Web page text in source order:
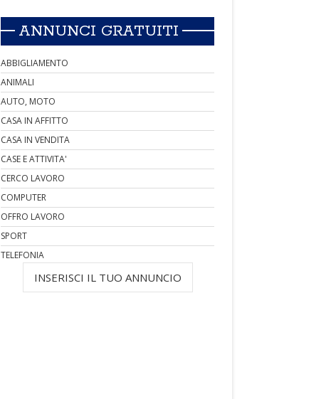
ANNUNCI GRATUITI
ABBIGLIAMENTO
ANIMALI
AUTO, MOTO
CASA IN AFFITTO
CASA IN VENDITA
CASE E ATTIVITA'
CERCO LAVORO
COMPUTER
OFFRO LAVORO
SPORT
TELEFONIA
INSERISCI IL TUO ANNUNCIO